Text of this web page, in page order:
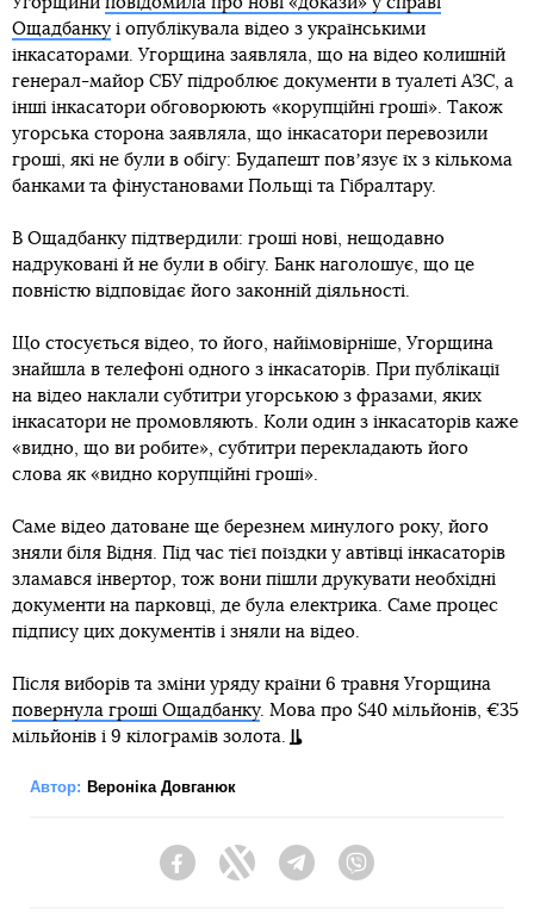
Ощадбанку і опублікувала відео з українськими
інкасаторами. Угорщина заявляла, що на відео колишній
генерал-майор СБУ підроблює документи в туалеті АЗС, а
інші інкасатори обговорюють «корупційні гроші». Також
угорська сторона заявляла, що інкасатори перевозили
гроші, які не були в обігу: Будапешт повʼязує їх з кількома
банками та фінустановами Польщі та Гібралтару.
В Ощадбанку підтвердили: гроші нові, нещодавно
надруковані й не були в обігу. Банк наголошує, що це
повністю відповідає його законній діяльності.
Що стосується відео, то його, найімовірніше, Угорщина
знайшла в телефоні одного з інкасаторів. При публікації
на відео наклали субтитри угорською з фразами, яких
інкасатори не промовляють. Коли один з інкасаторів каже
«видно, що ви робите», субтитри перекладають його
слова як «видно корупційні гроші».
Саме відео датоване ще березнем минулого року, його
зняли біля Відня. Під час тієї поїздки у автівці інкасаторів
зламався інвертор, тож вони пішли друкувати необхідні
документи на парковці, де була електрика. Саме процес
підпису цих документів і зняли на відео.
Після виборів та зміни уряду країни 6 травня Угорщина
повернула гроші Ощадбанку. Мова про $40 мільйонів, €35
мільйонів і 9 кілограмів золота.
Автор: Вероніка Довганюк
FacebookTwitter Telegram